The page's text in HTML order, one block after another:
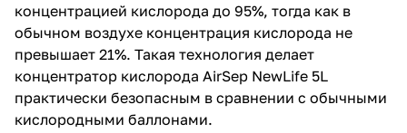
концентрацией кислорода до 95%, тогда как в
обычном воздухе концентрация кислорода не
превышает 21%. Такая технология делает
концентратор кислорода AirSep NewLife 5L
практически безопасным в сравнении с обычными
кислородными баллонами.